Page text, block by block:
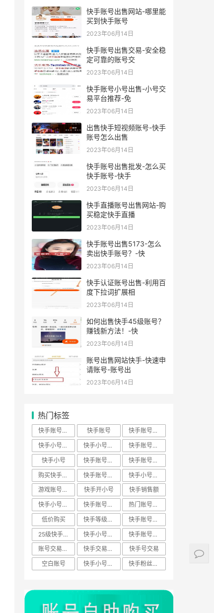
快手账号出售网站-哪里能
买到快手账号
2023年06月14日
快手账号出售交易-安全稳
定可靠的账号交
2023年06月14日
快手账号小号出售-小号交
易平台推荐-免
2023年06月14日
出售快手短视频账号-快手
账号怎么出售
2023年06月14日
快手账号出售批发-怎么买
快手账号-快手
2023年06月14日
快手直播账号出售网站-购
买稳定快手直播
2023年06月14日
快手账号出售5173-怎么
卖出快手账号？-快
2023年06月14日
快手认证账号出售-利用百
度下拉词扩展相
2023年06月14日
如何出售快手45级账号？
赚钱新方法！-快
2023年06月14日
账号出售网站快手-快速申
请账号-账号出
2023年06月14日
热门标签
快手账号买卖 快手账号
快手账号购买
快手小号批发
快手小号购买
快手账号出售
快手小号
快手账号交易
快手账号批发
购买快手账号
快手账号回收
快手小号下载
游戏账号交易
快手开小号
快手销售额
快手小号出售
快手账号转让
热门账号数据
低价购买
快手等级神器
快手账号私人
25级快手账号
快手小号平台
快手账号价格
账号交易平台
快手交易安全
快手号交易
空白账号
快手小号技巧 快手粉丝账号